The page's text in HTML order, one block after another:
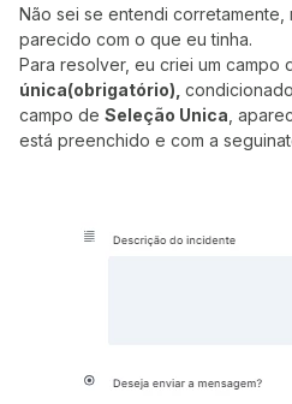
Não sei se entendi corretamente,
parecido com o que eu tinha.
Para resolver, eu criei um campo
única(obrigatório),
campo de Seleção Unica ,
está preenchido e com a